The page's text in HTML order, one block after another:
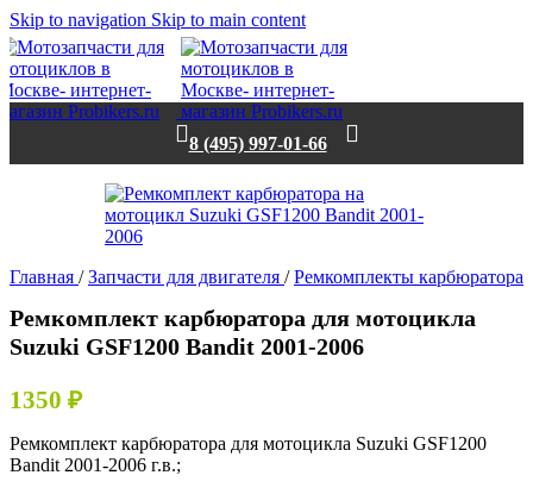
Skip to navigation Skip to main content
8 (495) 997-01-66
Главная / Запчасти для двигателя / Ремкомплекты карбюратора
Ремкомплект карбюратора для мотоцикла
Suzuki GSF1200 Bandit 2001-2006
1350 ₽
Ремкомплект карбюратора для мотоцикла Suzuki GSF1200
Bandit 2001-2006 г.в.;